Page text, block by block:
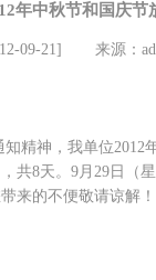
年中秋节和国庆节
09-21] 来源：
神，我单位2012
共8天。9月29日（
来的不便敬请谅解！